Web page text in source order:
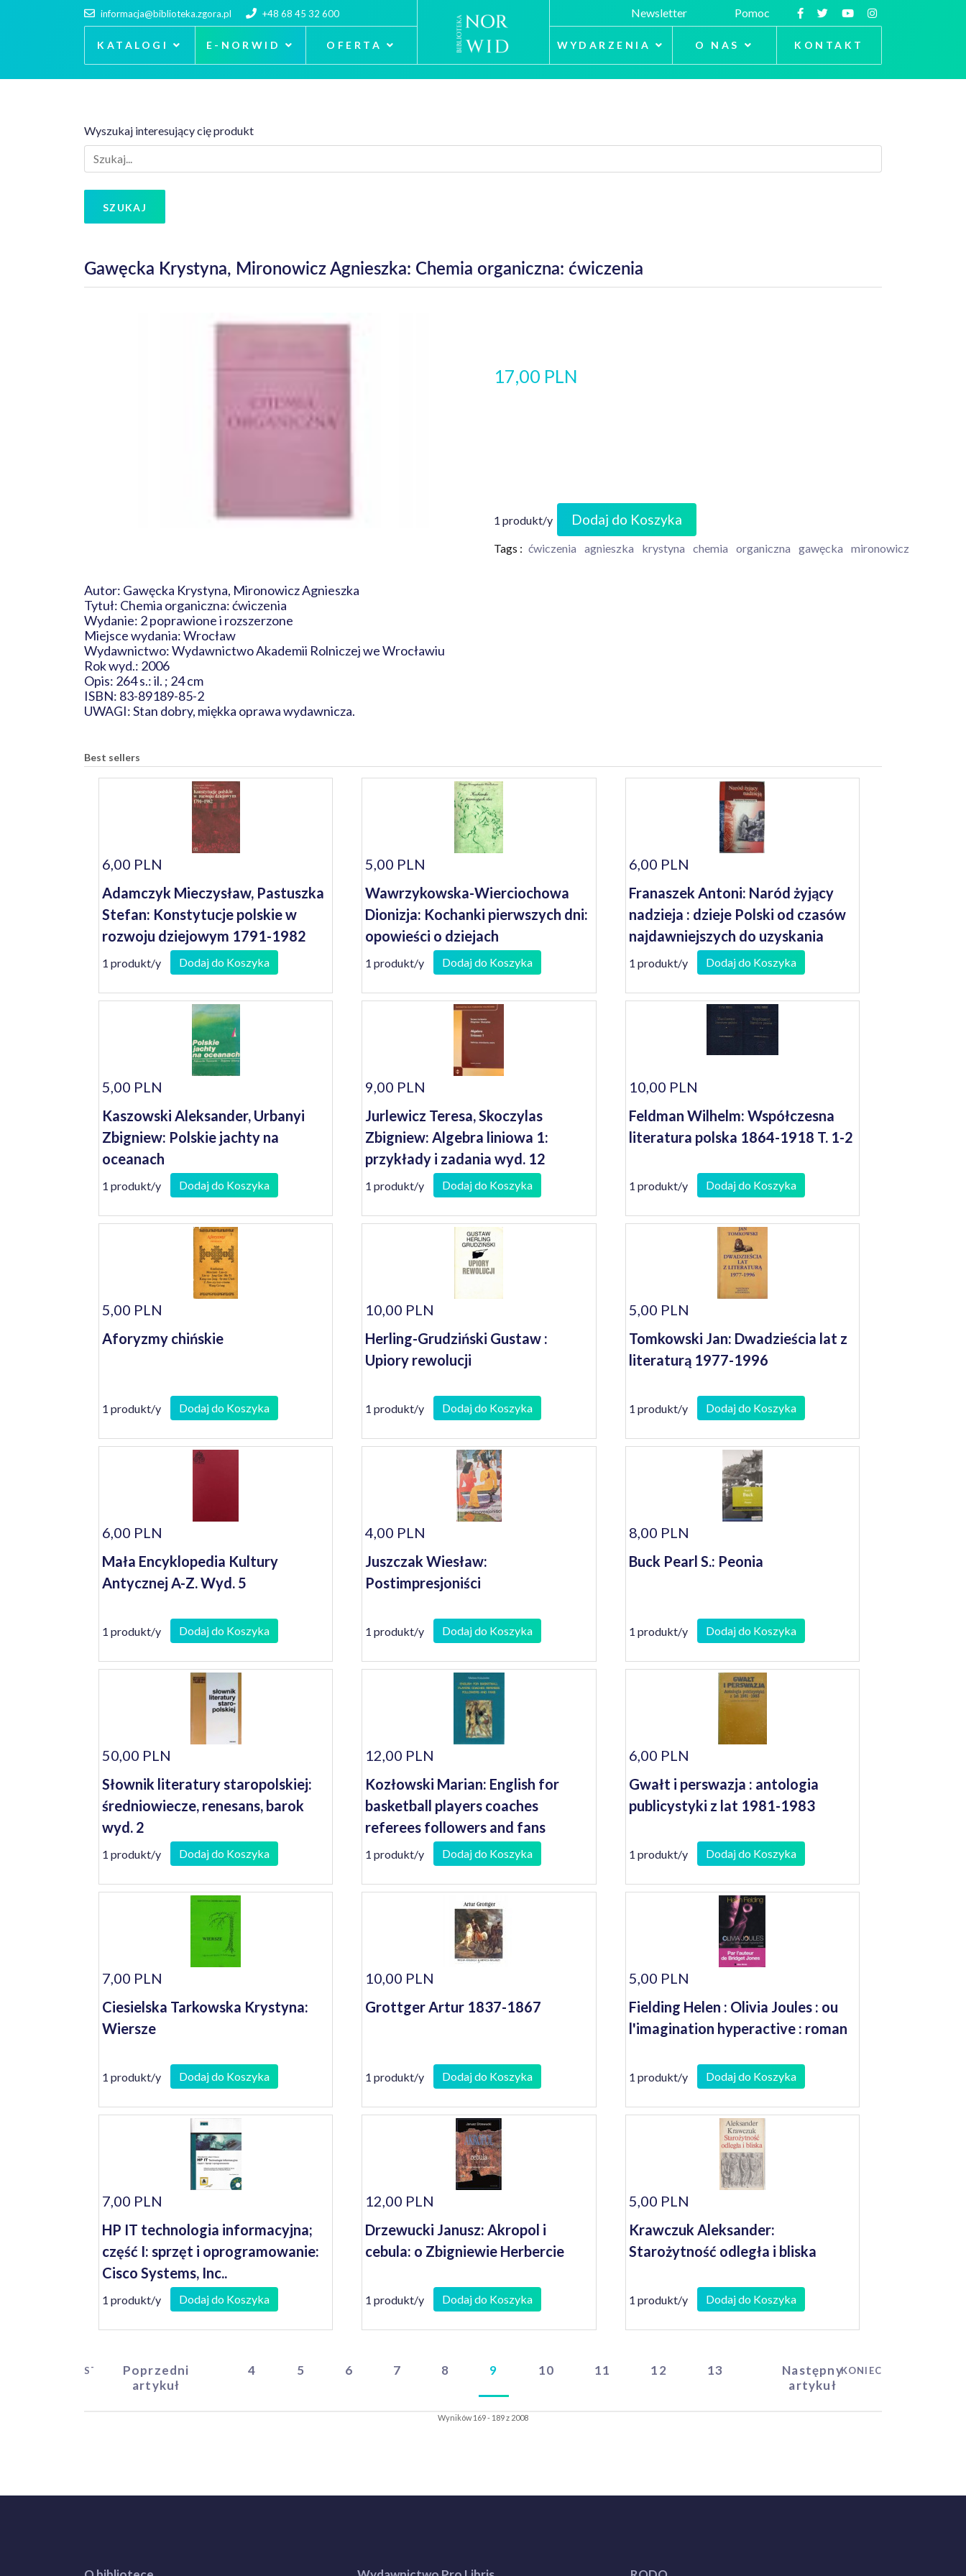
informacja@biblioteka.zgora.pl +48 68 45 32 600
KATALOGI E-NORWID OFERTA
Newsletter Pomoc
WYDARZENIA O NAS KONTAKT
Wyszukaj interesujący cię produkt
SZUKAJ
Gawęcka Krystyna, Mironowicz Agnieszka: Chemia organiczna: ćwiczenia
17,00 PLN
1 produkt/y Dodaj do Koszyka
Tags : ćwiczenia agnieszka krystyna chemia organiczna gawęcka mironowicz
Autor: Gawęcka Krystyna, Mironowicz Agnieszka
Tytuł: Chemia organiczna: ćwiczenia
Wydanie: 2 poprawione i rozszerzone
Miejsce wydania: Wrocław
Wydawnictwo: Wydawnictwo Akademii Rolniczej we Wrocławiu
Rok wyd.: 2006
Opis: 264 s.: il. ; 24 cm
ISBN: 83-89189-85-2
UWAGI: Stan dobry, miękka oprawa wydawnicza.
Best sellers
6,00 PLN
Adamczyk Mieczysław, Pastuszka
Stefan: Konstytucje polskie w
rozwoju dziejowym 1791-1982
1 produkt/y Dodaj do Koszyka
5,00 PLN
Wawrzykowska-Wierciochowa
Dionizja: Kochanki pierwszych dni:
opowieści o dziejach
nieszczęśliwych miłości sławnych
1 produkt/y Dodaj do Koszyka
6,00 PLN
Franaszek Antoni: Naród żyjący
nadzieja : dzieje Polski od czasów
najdawniejszych do uzyskania
niepodległości
1 produkt/y Dodaj do Koszyka
5,00 PLN
Kaszowski Aleksander, Urbanyi
Zbigniew: Polskie jachty na
oceanach
1 produkt/y Dodaj do Koszyka
9,00 PLN
Jurlewicz Teresa, Skoczylas
Zbigniew: Algebra liniowa 1:
przykłady i zadania wyd. 12
1 produkt/y Dodaj do Koszyka
10,00 PLN
Feldman Wilhelm: Współczesna
literatura polska 1864-1918 T. 1-2
1 produkt/y Dodaj do Koszyka
5,00 PLN
Aforyzmy chińskie
1 produkt/y Dodaj do Koszyka
10,00 PLN
Herling-Grudziński Gustaw :
Upiory rewolucji
1 produkt/y Dodaj do Koszyka
5,00 PLN
Tomkowski Jan: Dwadzieścia lat z
literaturą 1977-1996
1 produkt/y Dodaj do Koszyka
6,00 PLN
Mała Encyklopedia Kultury
Antycznej A-Z. Wyd. 5
1 produkt/y Dodaj do Koszyka
4,00 PLN
Juszczak Wiesław:
Postimpresjoniści
1 produkt/y Dodaj do Koszyka
8,00 PLN
Buck Pearl S.: Peonia
1 produkt/y Dodaj do Koszyka
50,00 PLN
Słownik literatury staropolskiej:
średniowiecze, renesans, barok
wyd. 2
1 produkt/y Dodaj do Koszyka
12,00 PLN
Kozłowski Marian: English for
basketball players coaches
referees followers and fans
1 produkt/y Dodaj do Koszyka
6,00 PLN
Gwałt i perswazja : antologia
publicystyki z lat 1981-1983
1 produkt/y Dodaj do Koszyka
7,00 PLN
Ciesielska Tarkowska Krystyna:
Wiersze
1 produkt/y Dodaj do Koszyka
10,00 PLN
Grottger Artur 1837-1867
1 produkt/y Dodaj do Koszyka
5,00 PLN
Fielding Helen : Olivia Joules : ou
l'imagination hyperactive : roman
1 produkt/y Dodaj do Koszyka
7,00 PLN
HP IT technologia informacyjna;
część I: sprzęt i oprogramowanie:
Cisco Systems, Inc..
1 produkt/y Dodaj do Koszyka
12,00 PLN
Drzewucki Janusz: Akropol i
cebula: o Zbigniewie Herbercie
1 produkt/y Dodaj do Koszyka
5,00 PLN
Krawczuk Aleksander:
Starożytność odległa i bliska
1 produkt/y Dodaj do Koszyka
START
Poprzedni
artykuł
4 5 6 7 8 9 10 11 12 13
Następny
artykuł
KONIEC
Wyników 169 - 189 z 2008